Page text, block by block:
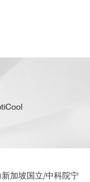
新加坡国立/中科院宁